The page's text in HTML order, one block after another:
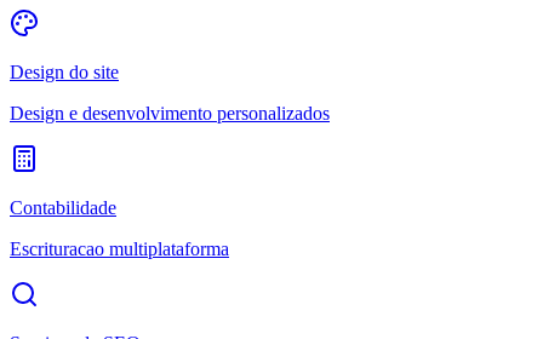
Design do site
Design e desenvolvimento personalizados
Contabilidade
Escrituracao multiplataforma